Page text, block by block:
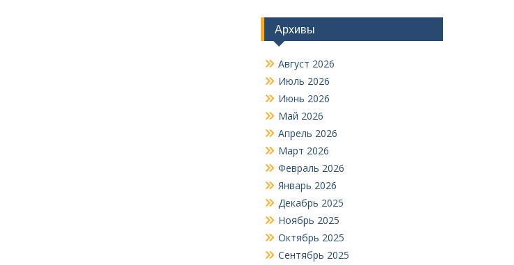
Архивы
Август 2026
Июль 2026
Июнь 2026
Май 2026
Апрель 2026
Март 2026
Февраль 2026
Январь 2026
Декабрь 2025
Ноябрь 2025
Октябрь 2025
Сентябрь 2025